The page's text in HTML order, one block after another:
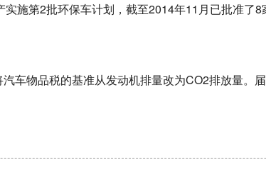
第2批环保车计划，截至2014年11月已批准了8
物品税的基准从发动机排量改为CO2排放量。